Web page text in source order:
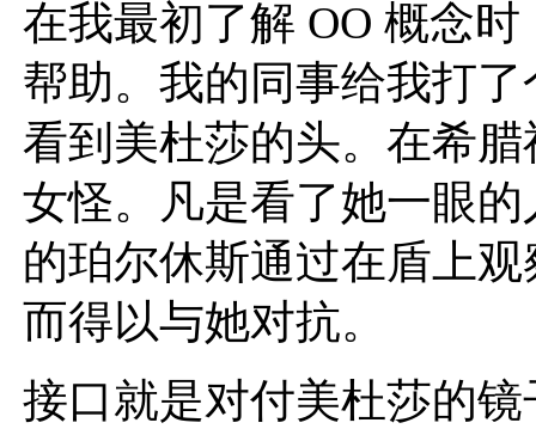
在我最初了解 OO 概念
帮助。我的同事给我打
看到美杜莎的头。在希
女怪。凡是看了她一眼
的珀尔休斯通过在盾上
而得以与她对抗。
接口就是对付美杜莎的